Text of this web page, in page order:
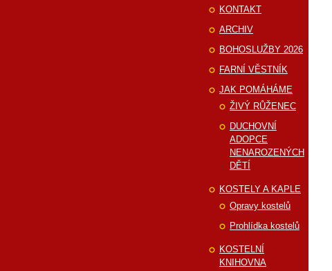
KONTAKT
ARCHIV
BOHOSLUŽBY 2026
FARNÍ VĚSTNÍK
JAK POMÁHÁME
ŽIVÝ RŮŽENEC
DUCHOVNÍ
ADOPCE
NENAROZENÝCH
DĚTÍ
KOSTELY A KAPLE
Opravy kostelů
Prohlídka kostelů
KOSTELNÍ
KNIHOVNA